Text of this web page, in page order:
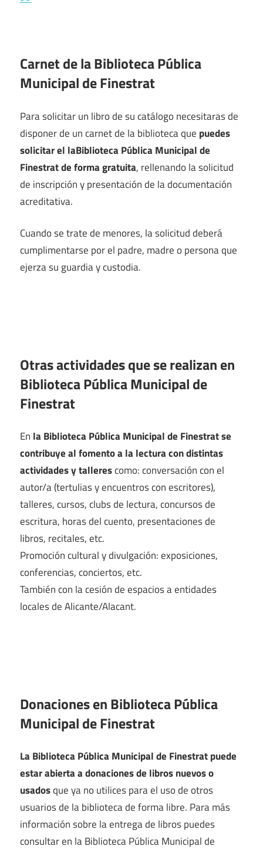
Carnet de la Biblioteca Pública
Municipal de Finestrat
Para solicitar un libro de su catálogo necesitaras de
disponer de un carnet de la biblioteca que puedes
solicitar el laBiblioteca Pública Municipal de
Finestrat de forma gratuita, rellenando la solicitud
de inscripción y presentación de la documentación
acreditativa.
Cuando se trate de menores, la solicitud deberá
cumplimentarse por el padre, madre o persona que
ejerza su guardia y custodia.
Otras actividades que se realizan en
Biblioteca Pública Municipal de
Finestrat
En la Biblioteca Pública Municipal de Finestrat se
contribuye al fomento a la lectura con distintas
actividades y tallerescomo: conversación con el
autor/a (tertulias y encuentros con escritores),
talleres, cursos, clubs de lectura, concursos de
escritura, horas del cuento, presentaciones de
libros, recitales, etc.
Promoción cultural y divulgación: exposiciones,
conferencias, conciertos, etc.
También con la cesión de espacios a entidades
locales de Alicante/Alacant.
Donaciones en Biblioteca Pública
Municipal de Finestrat
La Biblioteca Pública Municipal de Finestrat puede
estar abierta a donaciones de libros nuevos o
usadosque ya no utilices para el uso de otros
usuarios de la biblioteca de forma libre. Para más
información sobre la entrega de libros puedes
consultar en la Biblioteca Pública Municipal de